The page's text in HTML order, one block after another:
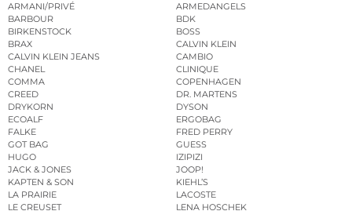
ARMANI/PRIVÉ
ARMEDANGELS
BARBOUR
BDK
BIRKENSTOCK
BOSS
BRAX
CALVIN KLEIN
CALVIN KLEIN JEANS
CAMBIO
CHANEL
CLINIQUE
COMMA
COPENHAGEN
CREED
DR. MARTENS
DRYKORN
DYSON
ECOALF
ERGOBAG
FALKE
FRED PERRY
GOT BAG
GUESS
HUGO
IZIPIZI
JACK & JONES
JOOP!
KAPTEN & SON
KIEHL’S
LA PRAIRIE
LACOSTE
LE CREUSET
LENA HOSCHEK